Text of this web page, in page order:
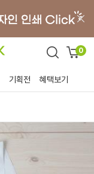
0
기획전 혜택보기